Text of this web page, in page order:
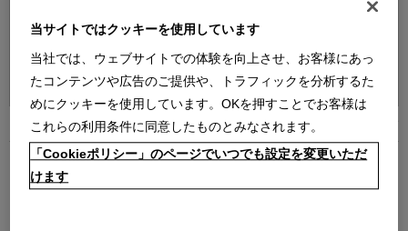
並べ替え：
当サイトではクッキーを使用しています
当社では、ウェブサイトでの体験を向上させ、お客様にあっ
たコンテンツや広告のご提供や、トラフィックを分析するた
めにクッキーを使用しています。OKを押すことでお客様は
これらの利用条件に同意したものとみなされます。
「Cookieポリシー」のページでいつでも設定を変更いただ
けます